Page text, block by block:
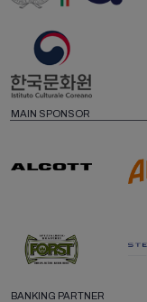
MAIN SPONSOR
BANKING PARTNER